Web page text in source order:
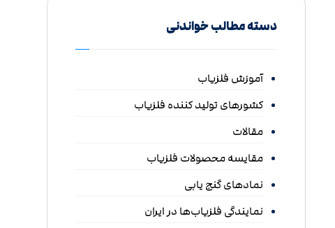
دسته مطالب خواندنی
آموزش فلزیاب
کشورهای تولید کننده فلزیاب
مقالات
مقایسه محصولات فلزیاب
نمادهای گنج یابی
نمایندگی فلزیاب‌ها در ایران